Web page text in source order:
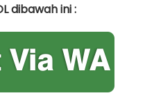
dibawah ini :